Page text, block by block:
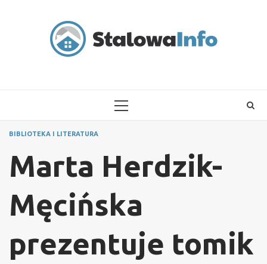
PRIMARY
BIBLIOTEKA I LITERATURA
Marta Herdzik-
Męcińska
prezentuje tomik